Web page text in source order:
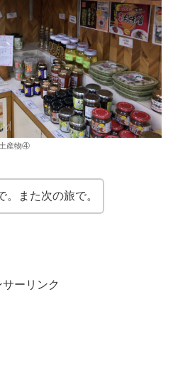
土産物④
。また次の旅で。
サーリンク